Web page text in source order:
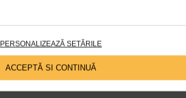
PERSONALIZEAZĂ SETĂRILE
ACCEPTĂ SI CONTINUĂ